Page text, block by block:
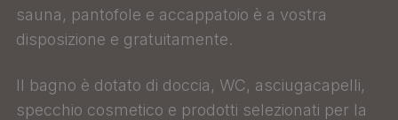
sauna, pantofole e accappatoio è a vostra
disposizione e gratuitamente.
Il bagno è dotato di doccia, WC, asciugacapelli,
specchio cosmetico e prodotti selezionati per la